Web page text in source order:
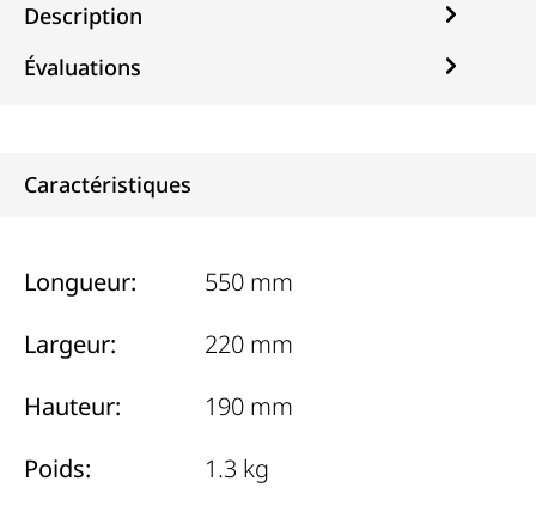
Description
Évaluations
Caractéristiques
Longueur:
550 mm
Largeur:
220 mm
Hauteur:
190 mm
Poids:
1.3 kg